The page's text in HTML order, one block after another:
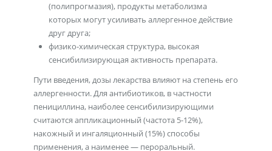
(полипрогмазия), продукты метаболизма
которых могут усиливать аллергенное действие
друг друга;
физико-химическая структура, высокая
сенсибилизирующая активность препарата.
Пути введения, дозы лекарства влияют на степень его
аллергенности. Для антибиотиков, в частности
пенициллина, наиболее сенсибилизирующими
считаются аппликационный (частота 5-12%),
накожный и ингаляционный (15%) способы
применения, а наименее — пероральный.